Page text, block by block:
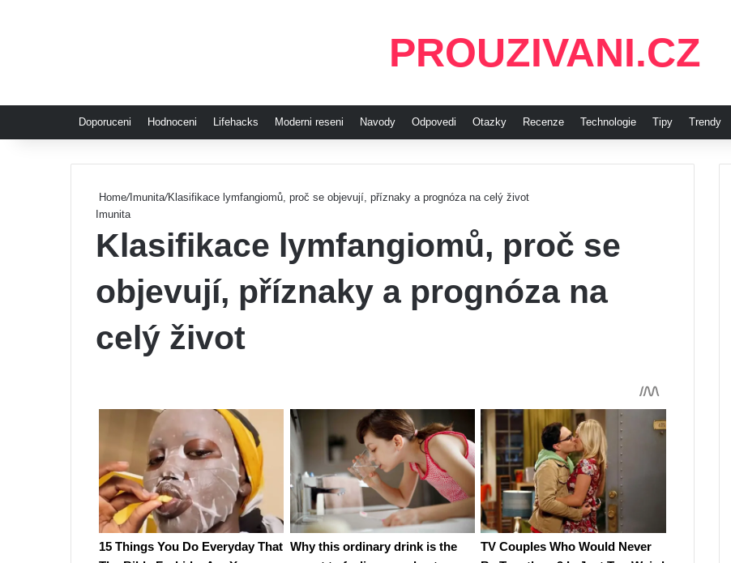
PROUZIVANI.CZ
Doporuceni Hodnoceni Lifehacks Moderni reseni Navody Odpovedi Otazky Recenze Technologie Tipy Trendy
Home/Imunita/Klasifikace lymfangiomů, proč se objevují, příznaky a prognóza na celý život
Imunita
Klasifikace lymfangiomů, proč se
objevují, příznaky a prognóza na
celý život